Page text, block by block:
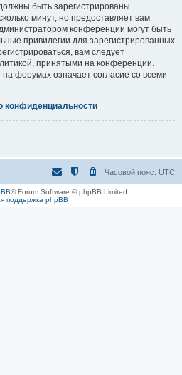
быть зарегистрированы.
минут, но предоставляет вам
конференции могут быть
привилегии для зарегистрированных
вам следует
принятыми на конференции.
форумах означает согласие со всеми
конфиденциальности
Часовой пояс: UTC
® Forum Software © phpBB Limited
поддержка phpBB